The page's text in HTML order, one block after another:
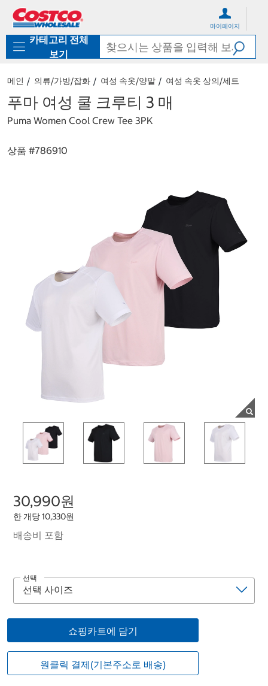
로
기
가
마이페이지
카테고리 전체
보기
메인 의류/가방/잡화 여성 속옷/양말 여성 속옷 상의/세트
푸마 여성 쿨 크루티 3 매
Puma Women Cool Crew Tee 3PK
상품 #786910
30,990원
한 개당 10,330원
배송비 포함
선택
쇼핑카트에 담기
원클릭 결제(기본주소로 배송)